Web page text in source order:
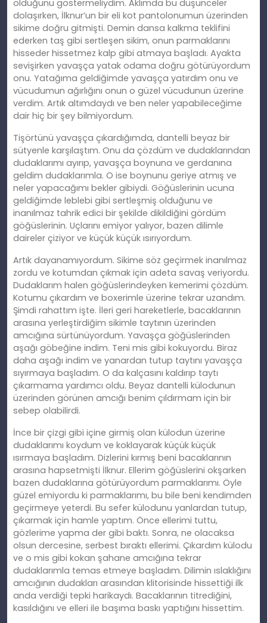
olduğunu göstermeliydim. Aklımda bu düşünceler
dolaşırken, İlknur’un bir eli kot pantolonumun üzerinden
sikime doğru gitmişti. Demin dansa kalkma teklifini
ederken taş gibi sertleşen sikim, onun parmaklarını
hisseder hissetmez kalp gibi atmaya başladı. Ayakta
sevişirken yavaşça yatak odama doğru götürüyordum
onu. Yatağıma geldiğimde yavaşça yatırdım onu ve
vücudumun ağırlığını onun o güzel vücudunun üzerine
verdim. Artık altımdaydı ve ben neler yapabileceğime
dair hiç bir şey bilmiyordum.
Tişörtünü yavaşça çıkardığımda, dantelli beyaz bir
sütyenle karşılaştım. Onu da çözdüm ve dudaklarından
dudaklarımı ayırıp, yavaşça boynuna ve gerdanına
geldim dudaklarımla. O ise boynunu geriye atmış ve
neler yapacağımı bekler gibiydi. Göğüslerinin ucuna
geldiğimde leblebi gibi sertleşmiş olduğunu ve
inanılmaz tahrik edici bir şekilde dikildiğini gördüm
göğüslerinin. Uçlarını emiyor yalıyor, bazen dilimle
daireler çiziyor ve küçük küçük ısırıyordum.
Artık dayanamıyordum. Sikime söz geçirmek inanılmaz
zordu ve kotumdan çıkmak için adeta savaş veriyordu.
Dudaklarım halen göğüslerindeyken kemerimi çözdüm.
Kotumu çıkardım ve boxerimle üzerine tekrar uzandım.
Şimdi rahattım işte. İleri geri hareketlerle, bacaklarının
arasına yerleştirdiğim sikimle taytının üzerinden
amcığına sürtünüyordum. Yavaşça göğüslerinden
aşağı göbeğine indim. Teni mis gibi kokuyordu. Biraz
daha aşağı indim ve yanardan tutup taytını yavaşça
sıyırmaya başladım. O da kalçasını kaldırıp taytı
çıkarmama yardımcı oldu. Beyaz dantelli külodunun
üzerinden görünen amcığı benim çıldırmam için bir
sebep olabilirdi.
İnce bir çizgi gibi içine girmiş olan külodun üzerine
dudaklarımı koydum ve koklayarak küçük küçük
ısırmaya başladım. Dizlerini kırmış beni bacaklarının
arasına hapsetmişti İlknur. Ellerim göğüslerini okşarken
bazen dudaklarına götürüyordum parmaklarımı. Öyle
güzel emiyordu ki parmaklarımı, bu bile beni kendimden
geçirmeye yeterdi. Bu sefer külodunu yanlardan tutup,
çıkarmak için hamle yaptım. Önce ellerimi tuttu,
gözlerime yapma der gibi baktı. Sonra, ne olacaksa
olsun dercesine, serbest bıraktı ellerimi. Çıkardım külodu
ve o mis gibi kokan şahane amcığına tekrar
dudaklarımla temas etmeye başladım. Dilimin ıslaklığını
amcığının dudakları arasından klitorisinde hissettiği ilk
anda verdiği tepki harikaydı. Bacaklarının titrediğini,
kasıldığını ve elleri ile başıma baskı yaptığını hissettim.